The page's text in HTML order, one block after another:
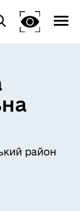
район